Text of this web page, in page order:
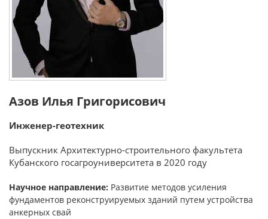
Азов Илья Григорисович
Инженер-геотехник
Выпускник Архитектурно-строительного факультета
Кубанского госагроуниверситета в 2020 году
Научное направление: Развитие методов усиления
фундаментов реконструируемых зданий путем устройства
анкерных свай